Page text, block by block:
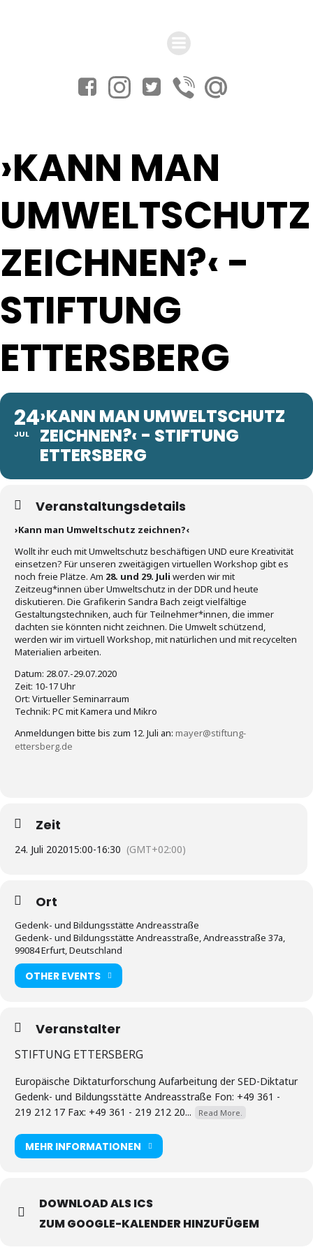
springen
›KANN MAN
UMWELTSCHUTZ
ZEICHNEN?‹ -
STIFTUNG
ETTERSBERG
24
JUL
›KANN MAN UMWELTSCHUTZ
ZEICHNEN?‹ - STIFTUNG
ETTERSBERG
Veranstaltungsdetails
›Kann man Umweltschutz zeichnen?‹
Wollt ihr euch mit Umweltschutz beschäftigen UND eure Kreativität
einsetzen? Für unseren zweitägigen virtuellen Workshop gibt es
noch freie Plätze. Am 28. und 29. Juli werden wir mit
Zeitzeug*innen über Umweltschutz in der DDR und heute
diskutieren. Die Grafikerin Sandra Bach zeigt vielfältige
Gestaltungstechniken, auch für Teilnehmer*innen, die immer
dachten sie könnten nicht zeichnen. Die Umwelt schützend,
werden wir im virtuell Workshop, mit natürlichen und mit recycelten
Materialien arbeiten.
Datum: 28.07.-29.07.2020
Zeit: 10-17 Uhr
Ort: Virtueller Seminarraum
Technik: PC mit Kamera und Mikro
Anmeldungen bitte bis zum 12. Juli an: mayer@stiftung-
ettersberg.de
Zeit
24. Juli 202015:00-16:30 (GMT+02:00)
Ort
Gedenk- und Bildungsstätte Andreasstraße
Gedenk- und Bildungsstätte Andreasstraße, Andreasstraße 37a,
99084 Erfurt, Deutschland
OTHER EVENTS
Veranstalter
STIFTUNG ETTERSBERG
Europäische Diktaturforschung Aufarbeitung der SED-Diktatur
Gedenk- und Bildungsstätte Andreasstraße Fon: +49 361 -
219 212 17 Fax: +49 361 - 219 212 20...
Read More.
MEHR INFORMATIONEN
DOWNLOAD ALS ICS
ZUM GOOGLE-KALENDER HINZUFÜGEM